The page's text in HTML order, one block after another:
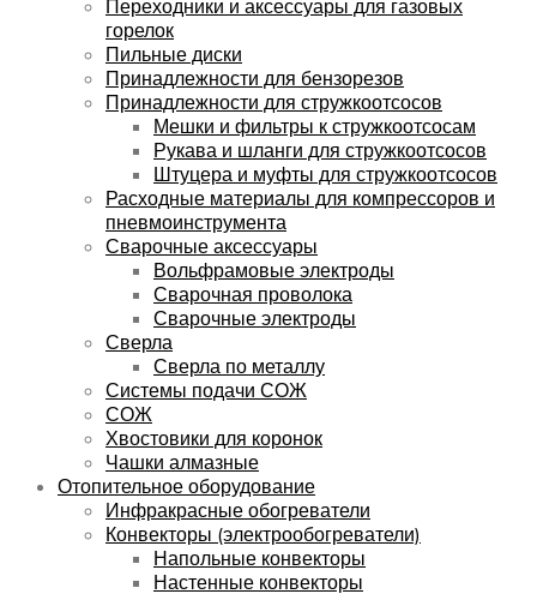
Переходники и аксессуары для газовых
горелок
Пильные диски
Принадлежности для бензорезов
Принадлежности для стружкоотсосов
Мешки и фильтры к стружкоотсосам
Рукава и шланги для стружкоотсосов
Штуцера и муфты для стружкоотсосов
Расходные материалы для компрессоров и
пневмоинструмента
Сварочные аксессуары
Вольфрамовые электроды
Сварочная проволока
Сварочные электроды
Сверла
Сверла по металлу
Системы подачи СОЖ
СОЖ
Хвостовики для коронок
Чашки алмазные
Отопительное оборудование
Инфракрасные обогреватели
Конвекторы (электрообогреватели)
Напольные конвекторы
Настенные конвекторы